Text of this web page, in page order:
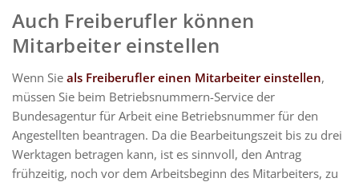
Auch Freiberufler können
Mitarbeiter einstellen
Wenn Sie als Freiberufler einen Mitarbeiter einstellen,
müssen Sie beim Betriebsnummern-Service der
Bundesagentur für Arbeit eine Betriebsnummer für den
Angestellten beantragen. Da die Bearbeitungszeit bis zu drei
Werktagen betragen kann, ist es sinnvoll, den Antrag
frühzeitig, noch vor dem Arbeitsbeginn des Mitarbeiters, zu